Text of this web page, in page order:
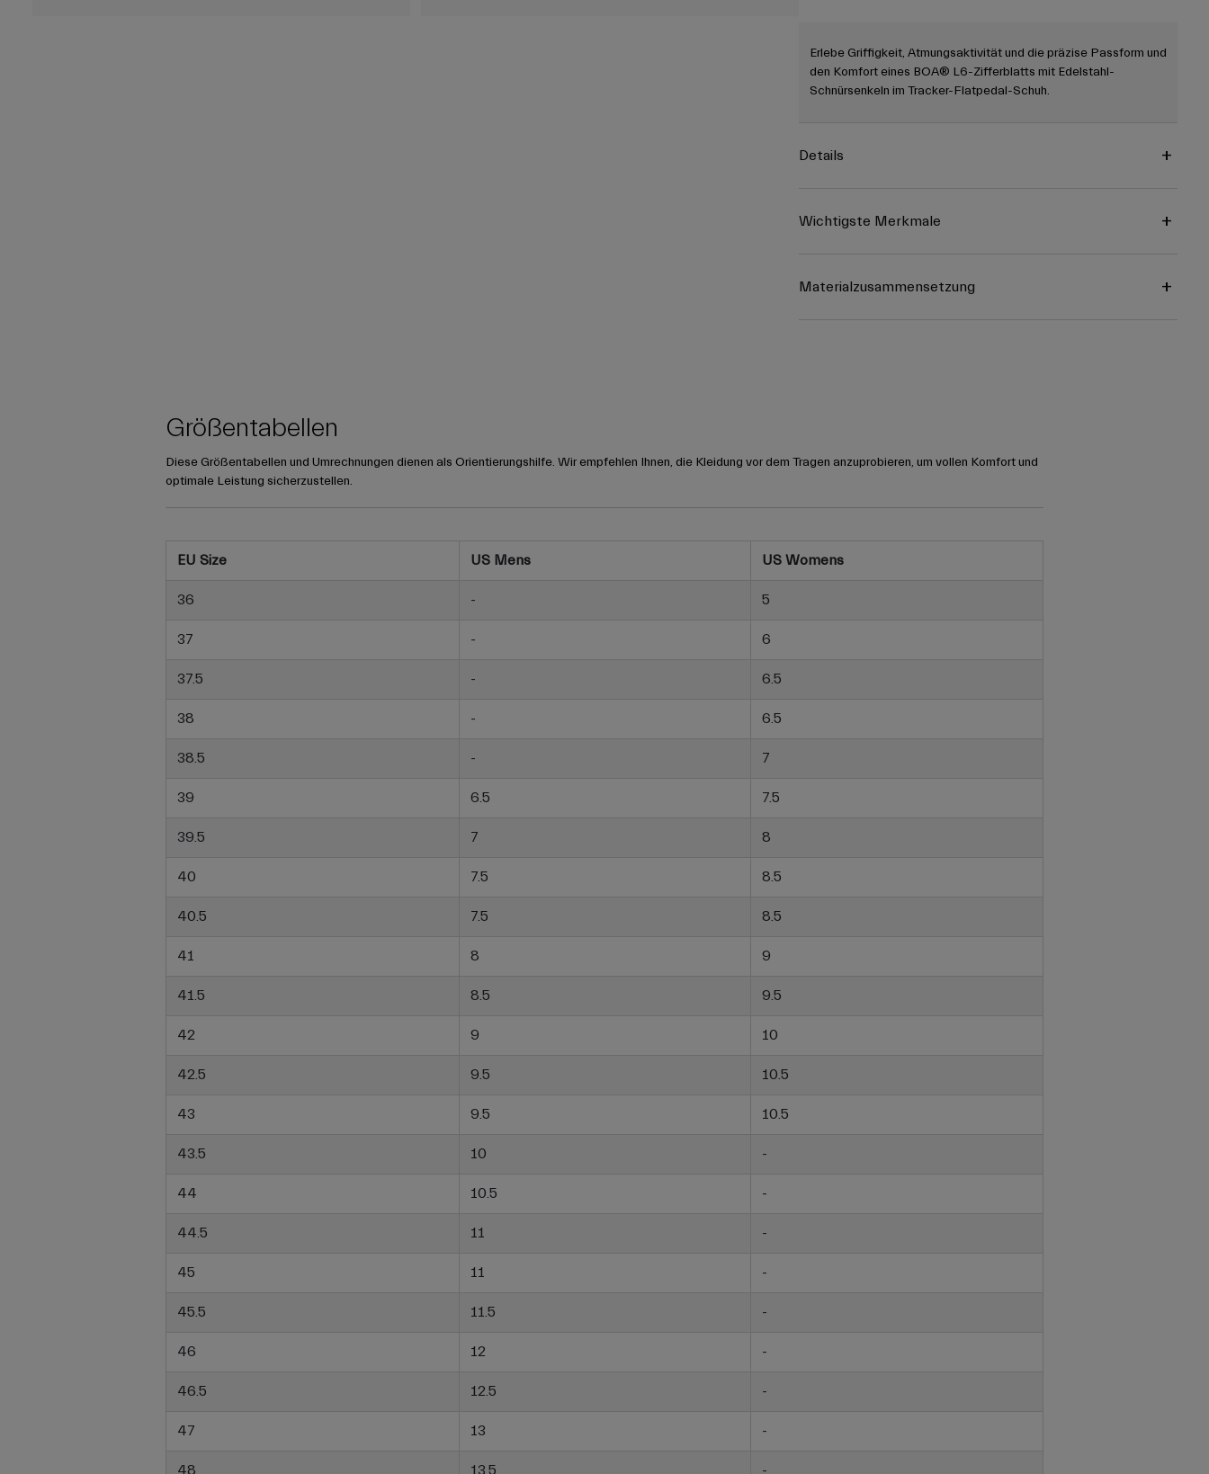
Erlebe Griffigkeit, Atmungsaktivität und die präzise Passform und
den Komfort eines BOA® L6-Zifferblatts mit Edelstahl-
Schnürsenkeln im Tracker-Flatpedal-Schuh.
Details
Wichtigste Merkmale
Materialzusammensetzung
Größentabellen
Diese Größentabellen und Umrechnungen dienen als Orientierungshilfe. Wir empfehlen Ihnen, die Kleidung vor dem Tragen anzuprobieren, um vollen Komfort und
optimale Leistung sicherzustellen.
EU Size US Mens US Womens
36 - 5
37 - 6
37.5 - 6.5
38 - 6.5
38.5 - 7
39 6.5 7.5
39.5 7 8
40 7.5 8.5
40.5 7.5 8.5
41 8 9
41.5 8.5 9.5
42 9 10
42.5 9.5 10.5
43 9.5 10.5
43.5 10 -
44 10.5 -
44.5 11 -
45 11 -
45.5 11.5 -
46 12 -
46.5 12.5 -
47 13 -
48 13.5 -